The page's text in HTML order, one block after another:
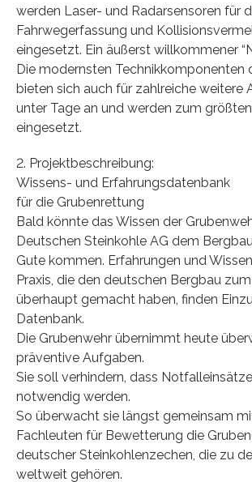
werden Laser- und Radarsensoren für
Fahrwegerfassung und
eingesetzt. Ein äußerst willkommener
Die modernsten Technikkomponenten
bieten sich auch für zahlreiche weitere
unter Tage an und werden zum
eingesetzt.
2. Projektbeschreibung:
Wissens- und Erfahrungsdatenbank
für die Grubenrettung
Bald könnte das Wissen der
Deutschen Steinkohle AG dem
Gute kommen. Erfahrungen und
Praxis, die den deutschen Bergbau
überhaupt gemacht haben, finden
Datenbank.
Die Grubenwehr übernimmt heute
präventive Aufgaben.
Sie soll verhindern, dass
notwendig werden.
So überwacht sie längst gemeinsam
Fachleuten für Bewetterung die
deutscher Steinkohlenzechen, die zu
weltweit gehören.